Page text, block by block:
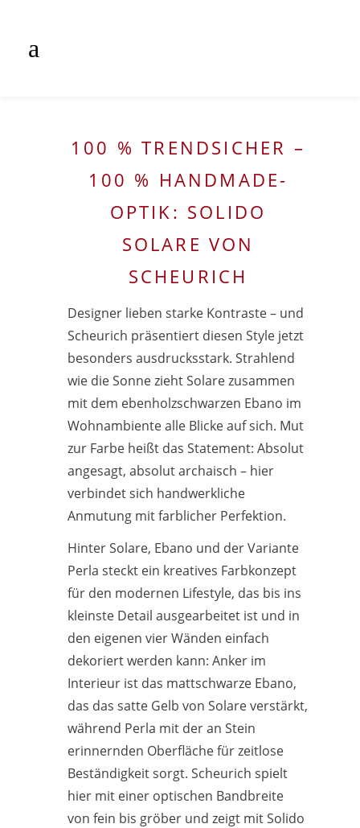
100 % TRENDSICHER –
100 % HANDMADE-
OPTIK: SOLIDO
SOLARE VON
SCHEURICH
Designer lieben starke Kontraste – und
Scheurich präsentiert diesen Style jetzt
besonders ausdrucksstark. Strahlend
wie die Sonne zieht Solare zusammen
mit dem ebenholzschwarzen Ebano im
Wohnambiente alle Blicke auf sich. Mut
zur Farbe heißt das Statement: Absolut
angesagt, absolut archaisch – hier
verbindet sich handwerkliche
Anmutung mit farblicher Perfektion.
Hinter Solare, Ebano und der Variante
Perla steckt ein kreatives Farbkonzept
für den modernen Lifestyle, das bis ins
kleinste Detail ausgearbeitet ist und in
den eigenen vier Wänden einfach
dekoriert werden kann: Anker im
Interieur ist das mattschwarze Ebano,
das das satte Gelb von Solare verstärkt,
während Perla mit der an Stein
erinnernden Oberfläche für zeitlose
Beständigkeit sorgt. Scheurich spielt
hier mit einer optischen Bandbreite
von fein bis gröber und zeigt mit Solido